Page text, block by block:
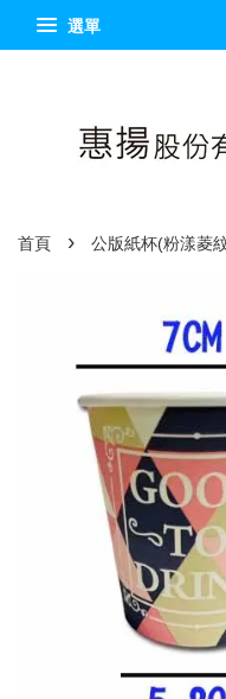
選單
首頁 › 公版紙杯(粉漾菱